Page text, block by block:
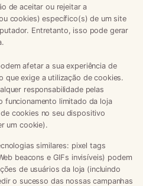
de aceitar ou rejeitar a
cookies) específico(s) de um site
Entretanto, isso pode gerar
afetar a sua experiência de
que exige a utilização de cookies.
responsabilidade pelas
funcionamento limitado da loja
cookies no seu dispositivo
um cookie).
similares: pixel tags
beacons e GIFs invisíveis) podem
de usuários da loja (incluindo
o sucesso das nossas campanhas